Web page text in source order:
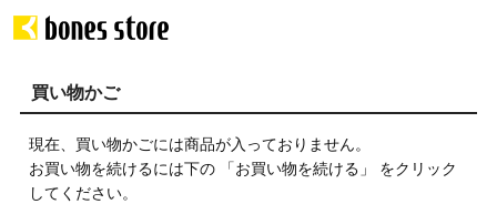
買い物かご
現在、買い物かごには商品が入っておりません。
お買い物を続けるには下の 「お買い物を続ける」 をクリック
してください。